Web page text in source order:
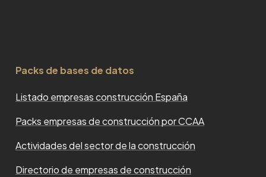
Packs de bases de datos
Listado empresas construcción España
Packs empresas de construcción por CCAA
Actividades del sector de la construcción
Directorio de empresas de construcción